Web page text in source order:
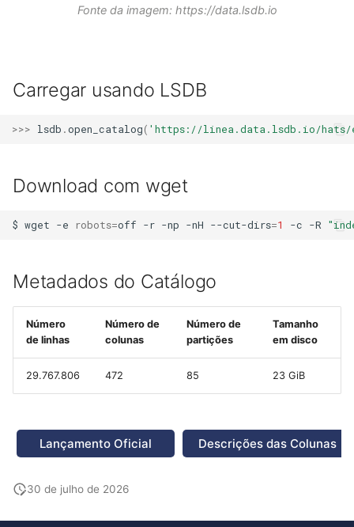
Fonte da imagem: https://data.lsdb.io
Carregar usando LSDB
>>> lsdb .open_catalog( 'https://linea.data.lsdb.io/hats/
Download com wget
$ wget -e robots=off -r -np -nH --cut-dirs=1 -c -R
Metadados do Catálogo
Número
de linhas
Número de
colunas
Número de
partições
Tamanho
em disco
29.767.806 472 85 23 GiB
Lançamento Oficial Descrições das Colunas
30 de julho de 2026